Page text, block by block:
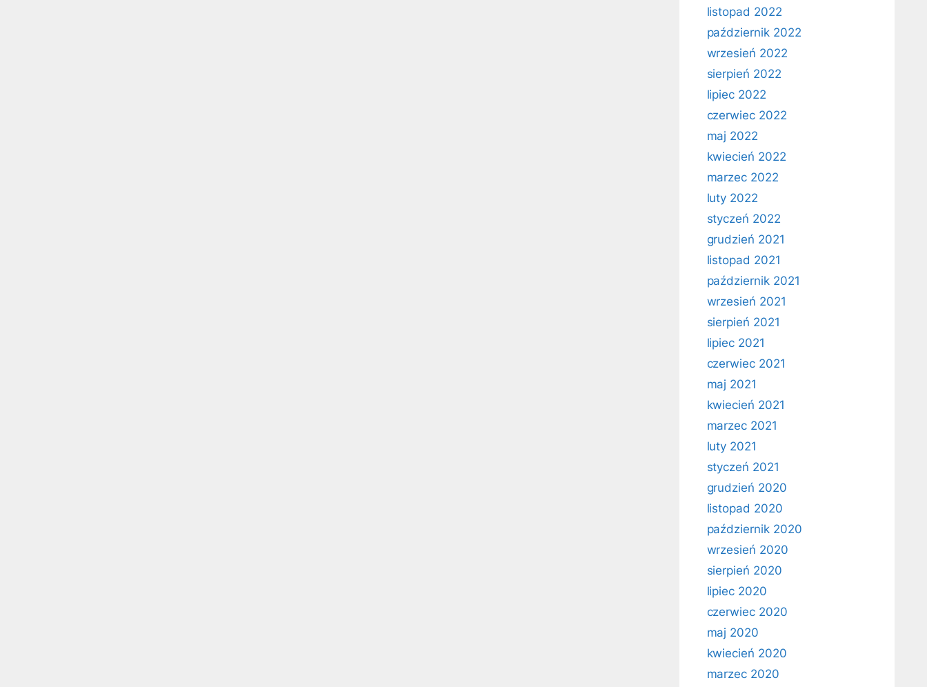
listopad 2022
październik 2022
wrzesień 2022
sierpień 2022
lipiec 2022
czerwiec 2022
maj 2022
kwiecień 2022
marzec 2022
luty 2022
styczeń 2022
grudzień 2021
listopad 2021
październik 2021
wrzesień 2021
sierpień 2021
lipiec 2021
czerwiec 2021
maj 2021
kwiecień 2021
marzec 2021
luty 2021
styczeń 2021
grudzień 2020
listopad 2020
październik 2020
wrzesień 2020
sierpień 2020
lipiec 2020
czerwiec 2020
maj 2020
kwiecień 2020
marzec 2020